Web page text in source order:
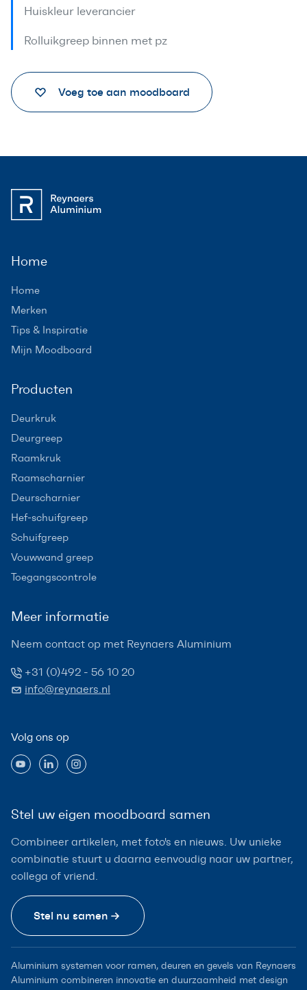
Huiskleur leverancier
Rolluikgreep binnen met pz
Voeg toe aan moodboard
Home
Home
Merken
Tips & Inspiratie
Mijn Moodboard
Producten
Deurkruk
Deurgreep
Raamkruk
Raamscharnier
Deurscharnier
Hef-schuifgreep
Schuifgreep
Vouwwand greep
Toegangscontrole
Meer informatie
Neem contact op met Reynaers Aluminium
+31 (0)492 - 56 10 20
info@reynaers.nl
Volg ons op
Stel uw eigen moodboard samen
Combineer artikelen, met foto's en nieuws. Uw unieke
combinatie stuurt u daarna eenvoudig naar uw partner,
collega of vriend.
Stel nu samen
Aluminium systemen voor ramen, deuren en gevels van Reynaers
Aluminium combineren innovatie en duurzaamheid met design